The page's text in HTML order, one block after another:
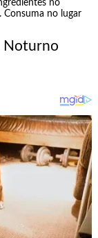
no
Consuma no lugar
Noturno